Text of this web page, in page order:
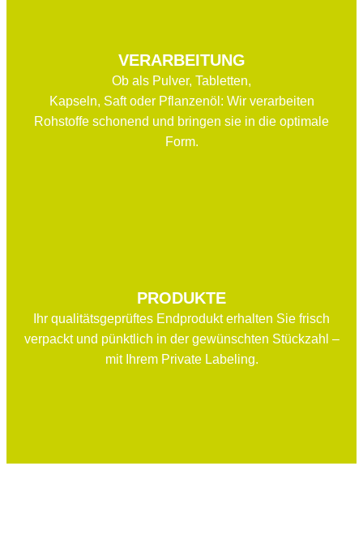
VERARBEITUNG
Ob als Pulver, Tabletten,
Kapseln, Saft oder Pflanzenöl: Wir verarbeiten
Rohstoffe schonend und bringen sie in die optimale
Form.
PRODUKTE
Ihr qualitätsgeprüftes Endprodukt erhalten Sie frisch
verpackt und pünktlich in der gewünschten Stückzahl –
mit Ihrem Private Labeling.